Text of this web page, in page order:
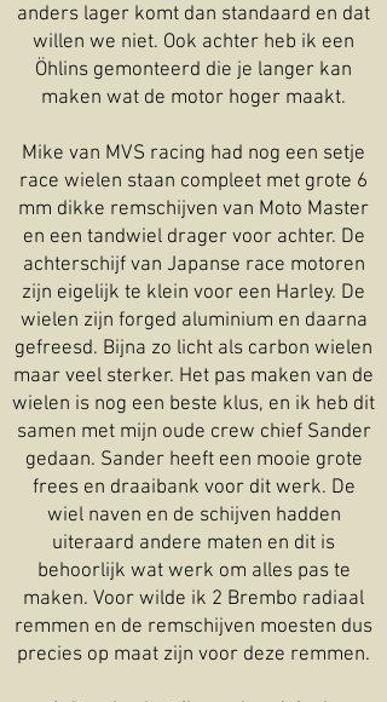
anders lager komt dan standaard en dat
willen we niet. Ook achter heb ik een
Öhlins gemonteerd die je langer kan
maken wat de motor hoger maakt.
Mike van MVS racing had nog een setje
race wielen staan compleet met grote 6
mm dikke remschijven van Moto Master
en een tandwiel drager voor achter. De
achterschijf van Japanse race motoren
zijn eigelijk te klein voor een Harley. De
wielen zijn forged aluminium en daarna
gefreesd. Bijna zo licht als carbon wielen
maar veel sterker. Het pas maken van de
wielen is nog een beste klus, en ik heb dit
samen met mijn oude crew chief Sander
gedaan. Sander heeft een mooie grote
frees en draaibank voor dit werk. De
wiel naven en de schijven hadden
uiteraard andere maten en dit is
behoorlijk wat werk om alles pas te
maken. Voor wilde ik 2 Brembo radiaal
remmen en de remschijven moesten dus
precies op maat zijn voor deze remmen.